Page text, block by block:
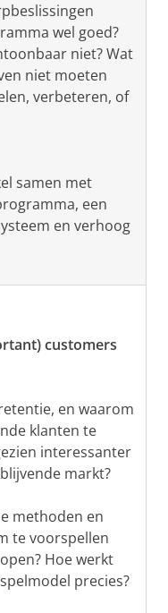
wel goed?
niet? Wat
niet moeten
verbeteren, of
samen met
een
en verhoog
customers
en waarom
klanten te
interessanter
markt?
methoden en
te voorspellen
Hoe werkt
precies?